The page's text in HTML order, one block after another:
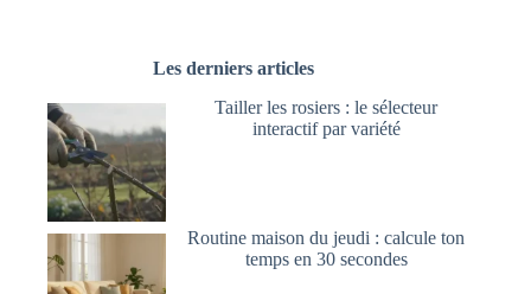
Les derniers articles
Tailler les rosiers : le sélecteur
interactif par variété
Routine maison du jeudi : calcule ton
temps en 30 secondes